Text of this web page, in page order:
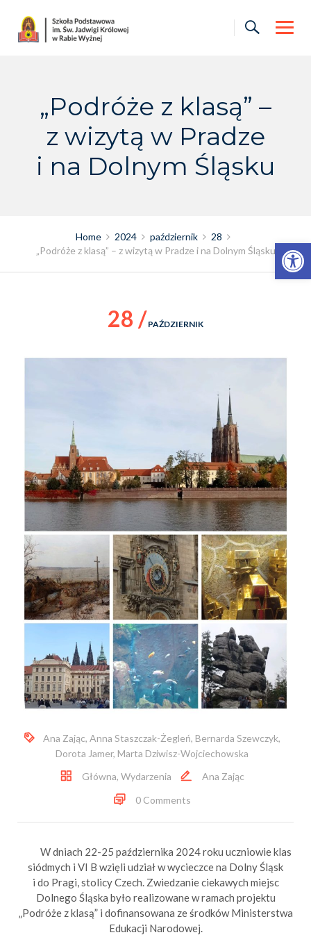
Otwórz pasek narzędzi
content
„Podróże z klasą” –
z wizytą w Pradze
i na Dolnym Śląsku
Home 2024 październik
28
„Podróże z klasą” – z wizytą w Pradze i na Dolnym Śląsku
28 / PAŹDZIERNIK
Ana Zając, Anna Staszczak-Żegleń, Bernarda Szewczyk,
Dorota Jamer, Marta Dziwisz-Wojciechowska
Główna, Wydarzenia
Ana Zając
0 Comments
W dniach 22-25 października 2024 roku uczniowie klas
siódmych i VI B wzięli udział w wycieczce na Dolny Śląsk
i do Pragi, stolicy Czech. Zwiedzanie ciekawych miejsc
Dolnego Śląska było realizowane w ramach projektu
„Podróże z klasą” i dofinansowana ze środków Ministerstwa
Edukacji Narodowej.